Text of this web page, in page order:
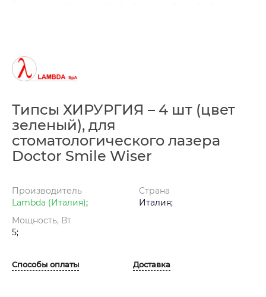
Типсы ХИРУРГИЯ – 4 шт (цвет
зеленый), для
стоматологического лазера
Doctor Smile Wiser
Производитель
Lambda (Италия);
Страна
Италия;
Мощность, Вт
5;
Способы оплаты Доставка